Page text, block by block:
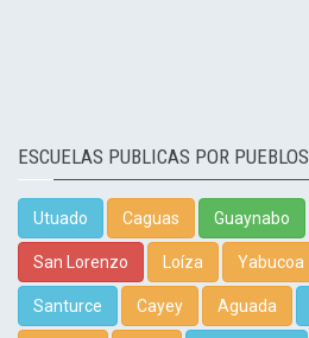
ESCUELAS PUBLICAS POR PUEBLOS
Utuado Caguas Guaynabo
San Lorenzo Loíza Yabucoa
Santurce Cayey Aguada